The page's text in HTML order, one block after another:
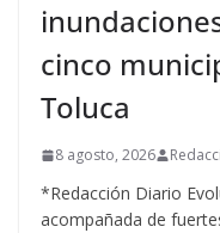
cinco
Toluca
8 agosto, 2026
*Redacción Diario
acompañada de